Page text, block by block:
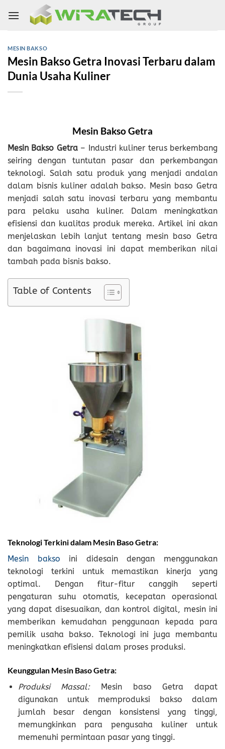
MESIN BAKSO
Mesin Bakso Getra Inovasi Terbaru dalam
Dunia Usaha Kuliner
Mesin Bakso Getra
Mesin Bakso Getra– Industri kuliner terus berkembang
seiring dengan tuntutan pasar dan perkembangan
teknologi. Salah satu produk yang menjadi andalan
dalam bisnis kuliner adalah bakso. Mesin baso Getra
menjadi salah satu inovasi terbaru yang membantu
para pelaku usaha kuliner. Dalam meningkatkan
efisiensi dan kualitas produk mereka. Artikel ini akan
menjelaskan lebih lanjut tentang mesin baso Getra
dan bagaimana inovasi ini dapat memberikan nilai
tambah pada bisnis bakso.
Table of Contents
Teknologi Terkini dalam Mesin Baso Getra:
Mesin bakso ini didesain dengan menggunakan
teknologi terkini untuk memastikan kinerja yang
optimal. Dengan fitur-fitur canggih seperti
pengaturan suhu otomatis, kecepatan operasional
yang dapat disesuaikan, dan kontrol digital, mesin ini
memberikan kemudahan penggunaan kepada para
pemilik usaha bakso. Teknologi ini juga membantu
meningkatkan efisiensi dalam proses produksi.
Keunggulan Mesin Baso Getra:
Produksi Massal:Mesin baso Getra dapat
digunakan untuk memproduksi bakso dalam
jumlah besar dengan konsistensi yang tinggi,
memungkinkan para pengusaha kuliner untuk
memenuhi permintaan pasar yang tinggi.